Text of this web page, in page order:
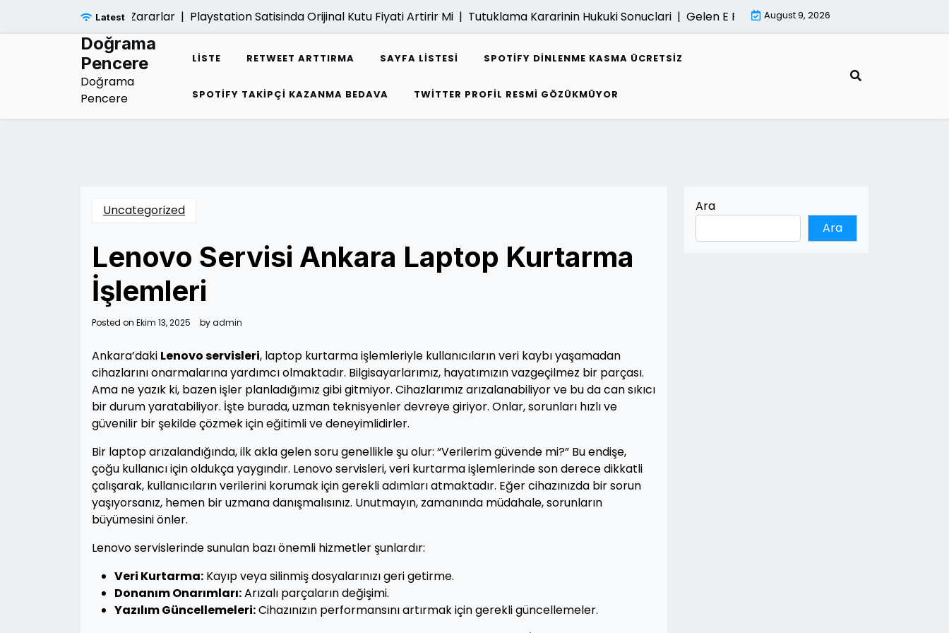
Latest
Hayatina Verdigi Zararlar | Playstation Satisinda Orijinal Kutu Fiyati Artirir Mi | Tutuklama Kararinin Hukuki Sonuclari | Gelen E Faturalar Gorunmuyorsa Cozum Yollari
August 9, 2026
Doğrama
Pencere
Doğrama
Pencere
LISTE RETWEET ARTTIRMA SAYFA LISTESI SPOTIFY DINLENME KASMA ÜCRETSIZ
SPOTIFY TAKIPÇI KAZANMA BEDAVA TWITTER PROFIL RESMI GÖZÜKMÜYOR
Uncategorized
Lenovo Servisi Ankara Laptop Kurtarma
İşlemleri
Posted on Ekim 13, 2025 byadmin
Ankara’daki Lenovo servisleri, laptop kurtarma işlemleriyle kullanıcıların veri kaybı yaşamadan
cihazlarını onarmalarına yardımcı olmaktadır. Bilgisayarlarımız, hayatımızın vazgeçilmez bir parçası.
Ama ne yazık ki, bazen işler planladığımız gibi gitmiyor. Cihazlarımız arızalanabiliyor ve bu da can sıkıcı
bir durum yaratabiliyor. İşte burada, uzman teknisyenler devreye giriyor. Onlar, sorunları hızlı ve
güvenilir bir şekilde çözmek için eğitimli ve deneyimlidirler.
Bir laptop arızalandığında, ilk akla gelen soru genellikle şu olur: “Verilerim güvende mi?” Bu endişe,
çoğu kullanıcı için oldukça yaygındır. Lenovo servisleri, veri kurtarma işlemlerinde son derece dikkatli
çalışarak, kullanıcıların verilerini korumak için gerekli adımları atmaktadır. Eğer cihazınızda bir sorun
yaşıyorsanız, hemen bir uzmana danışmalısınız. Unutmayın, zamanında müdahale, sorunların
büyümesini önler.
Lenovo servislerinde sunulan bazı önemli hizmetler şunlardır:
Veri Kurtarma: Kayıp veya silinmiş dosyalarınızı geri getirme.
Donanım Onarımları:Arızalı parçaların değişimi.
Yazılım Güncellemeleri:Cihazınızın performansını artırmak için gerekli güncellemeler.
Ara
Ara